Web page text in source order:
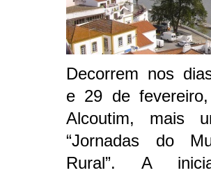
Decorrem nos
e 29 de
Alcoutim, mais
“Jornadas do
Rural”. A